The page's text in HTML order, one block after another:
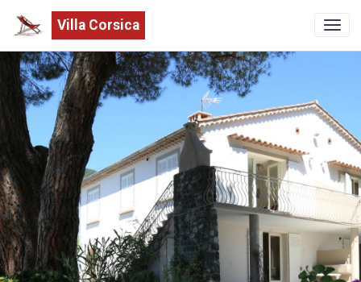
Villa Corsica